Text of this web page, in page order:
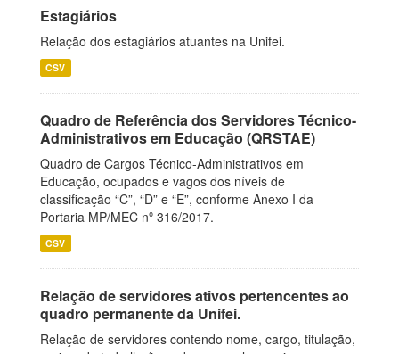
Estagiários
Relação dos estagiários atuantes na Unifei.
CSV
Quadro de Referência dos Servidores Técnico-
Administrativos em Educação (QRSTAE)
Quadro de Cargos Técnico-Administrativos em
Educação, ocupados e vagos dos níveis de
classificação “C”, “D” e “E”, conforme Anexo I da
Portaria MP/MEC nº 316/2017.
CSV
Relação de servidores ativos pertencentes ao
quadro permanente da Unifei.
Relação de servidores contendo nome, cargo, titulação,